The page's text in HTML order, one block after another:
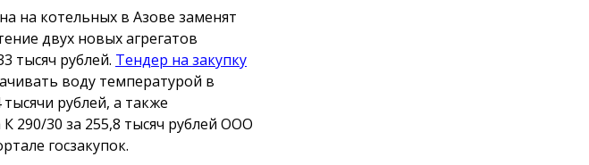
на котельных в Азове заменят
двух новых агрегатов
тысяч рублей. Тендер на закупку
воду температурой в
рублей, а также
290/30 за 255,8 тысяч рублей ООО
госзакупок.